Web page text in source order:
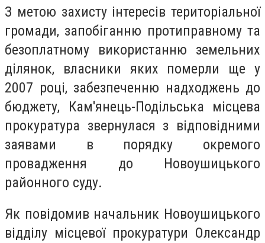
З метою захисту інтересів територіальної
громади, запобіганню протиправному та
безоплатному використанню земельних
ділянок, власники яких померли ще у
2007 році, забезпеченню надходжень до
бюджету, Кам'янець-Подільська місцева
прокуратура звернулася з відповідними
заявами в порядку окремого
провадження до Новоушицького
районного суду.
Як повідомив начальник Новоушицького
відділу місцевої прокуратури Олександр